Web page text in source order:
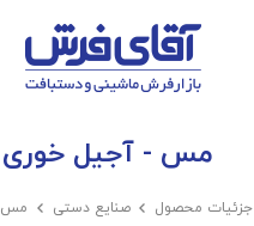
مس - آجیل خوری
جزئیات محصول  صنایع دستی  مس